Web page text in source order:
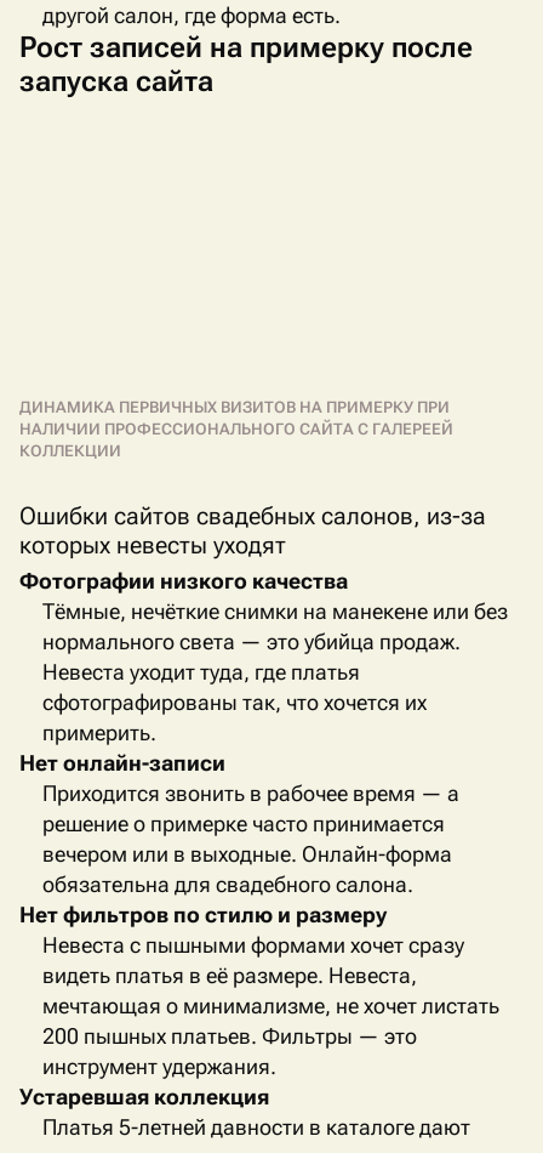
другой салон, где форма есть.
Рост записей на примерку после
запуска сайта
ДИНАМИКА ПЕРВИЧНЫХ ВИЗИТОВ НА ПРИМЕРКУ ПРИ
НАЛИЧИИ ПРОФЕССИОНАЛЬНОГО САЙТА С ГАЛЕРЕЕЙ
КОЛЛЕКЦИИ
Ошибки сайтов свадебных салонов, из-за
которых невесты уходят
Фотографии низкого качества
Тёмные, нечёткие снимки на манекене или без
нормального света — это убийца продаж.
Невеста уходит туда, где платья
сфотографированы так, что хочется их
примерить.
Нет онлайн-записи
Приходится звонить в рабочее время — а
решение о примерке часто принимается
вечером или в выходные. Онлайн-форма
обязательна для свадебного салона.
Нет фильтров по стилю и размеру
Невеста с пышными формами хочет сразу
видеть платья в её размере. Невеста,
мечтающая о минимализме, не хочет листать
200 пышных платьев. Фильтры — это
инструмент удержания.
Устаревшая коллекция
Платья 5-летней давности в каталоге дают